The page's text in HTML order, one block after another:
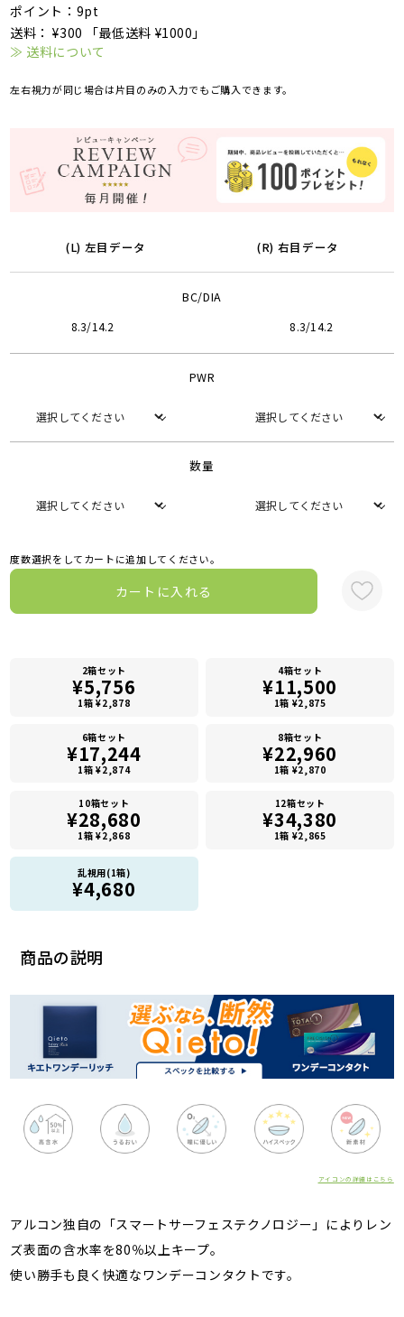
商品の説明
アイコンの詳細はこちら
アルコン独自の「スマートサーフェステクノロジー」によりレン
ズ表面の含水率を80％以上キープ。
使い勝手も良く快適なワンデーコンタクトです。
ポイント：9pt
送料： ¥300 「最低送料 ¥1000」
≫ 送料について
左右視力が同じ場合は片目のみの入力でもご購入できます。
(L) 左目データ (R) 右目データ
BC/DIA
8.3/14.2 8.3/14.2
PWR
数量
度数選択をしてカートに追加してください。
カートに入れる
2箱セット
¥5,756
1箱 ¥2,878
4箱セット
¥11,500
1箱 ¥2,875
6箱セット
¥17,244
1箱 ¥2,874
8箱セット
¥22,960
1箱 ¥2,870
10箱セット
¥28,680
1箱 ¥2,868
12箱セット
¥34,380
1箱 ¥2,865
乱視用(1箱)
¥4,680